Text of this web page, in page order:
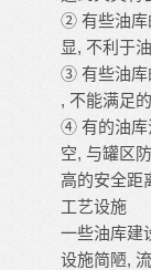
② 有些油库
显, 不利于
③ 有些油库
, 不能满足
④ 有的油库
空, 与罐区
高的安全距
工艺设施
一些油库建
设施简陋,